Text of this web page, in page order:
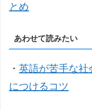
とめ
あわせて読みたい
・英語が苦手な社
につけるコツ